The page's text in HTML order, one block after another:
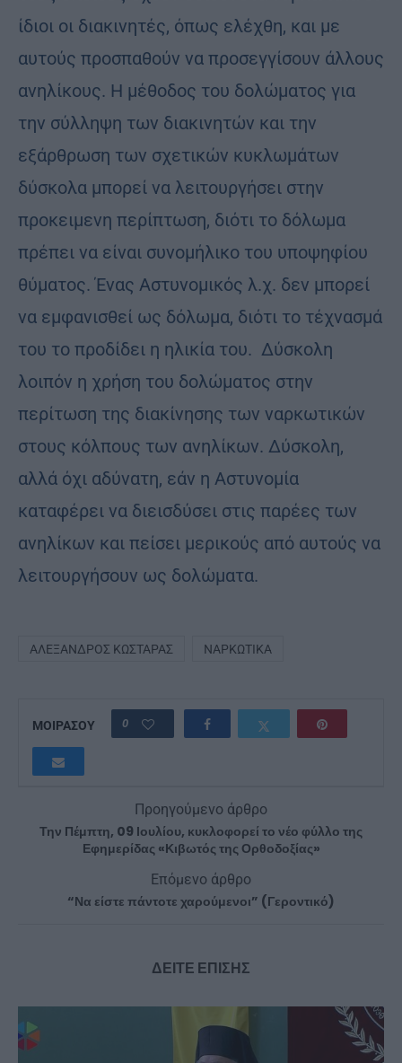
ίδιοι οι διακινητές, όπως ελέχθη, και με
αυτούς προσπαθούν να προσεγγίσουν άλλους
ανηλίκους. Η μέθοδος του δολώματος για
την σύλληψη των διακινητών και την
εξάρθρωση των σχετικών κυκλωμάτων
δύσκολα μπορεί να λειτουργήσει στην
προκειμενη περίπτωση, διότι το δόλωμα
πρέπει να είναι συνομήλικο του υποψηφίου
θύματος. Ένας Αστυνομικός λ.χ. δεν μπορεί
να εμφανισθεί ως δόλωμα, διότι το τέχνασμά
του το προδίδει η ηλικία του. Δύσκολη
λοιπόν η χρήση του δολώματος στην
περίτωση της διακίνησης των ναρκωτικών
στους κόλπους των ανηλίκων. Δύσκολη,
αλλά όχι αδύνατη, εάν η Αστυνομία
καταφέρει να διεισδύσει στις παρέες των
ανηλίκων και πείσει μερικούς από αυτούς να
λειτουργήσουν ως δολώματα.
ΑΛΈΞΑΝΔΡΟΣ ΚΩΣΤΆΡΑΣ ΝΑΡΚΩΤΙΚΆ
ΜΟΙΡΑΣΟΥ 0
Προηγούμενο άρθρο
Την Πέμπτη, 09 Ιουλίου, κυκλοφορεί το νέο φύλλο της
Εφημερίδας «Κιβωτός της Ορθοδοξίας»
Επόμενο άρθρο
“Να είστε πάντοτε χαρούμενοι” (Γεροντικό)
ΔΕΙΤΕ ΕΠΙΣΗΣ